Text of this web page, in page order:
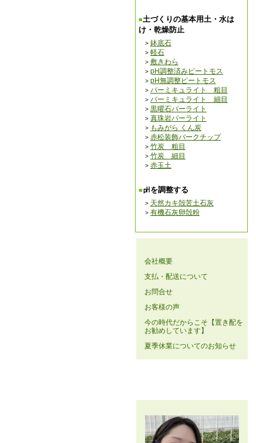
土づくりの基本用土・水は
け・乾燥防止
鉢底石
軽石
敷きわら
pH調整済みピートモス
pH無調整ピートモス
バーミキュライト 粗目
バーミキュライト 細目
黒曜石パーライト
真珠岩パーライト
もみがら くん炭
赤松装飾バークチップ
竹炭 粗目
竹炭 細目
赤玉土
㏗を調整する
天然カキ殻苦土石灰
有機石灰卵殻粉
会社概要
支払・配送について
お問合せ
お客様の声
今の時代だからこそ【置き配を
お勧めしています】
夏季休業についてのお知らせ